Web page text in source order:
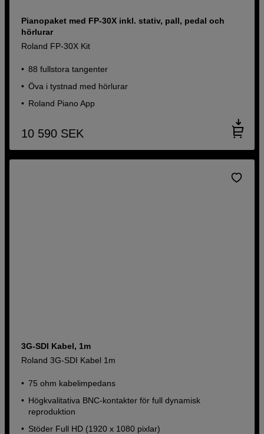
Pianopaket med FP-30X inkl. stativ, pall, pedal och
hörlurar
Roland FP-30X Kit
88 fullstora tangenter
Öva i tystnad med hörlurar
Roland Piano App
10 590 SEK
3G-SDI Kabel, 1m
Roland 3G-SDI Kabel 1m
75 ohm kabelimpedans
Högkvalitativa BNC-kontakter för full dynamisk
reproduktion
Stöder Full HD (1920 x 1080 pixlar)